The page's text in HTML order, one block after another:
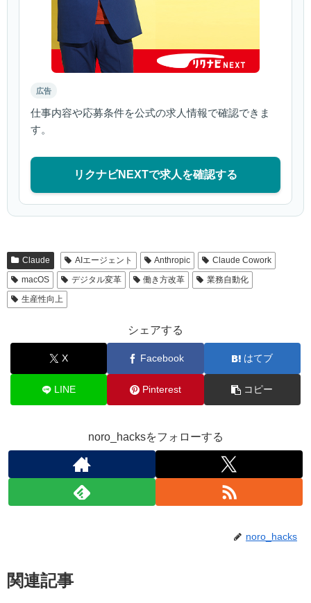
広告
仕事内容や応募条件を公式の求人情報で確認できま
す。
リクナビNEXTで求人を確認する
Claude AIエージェント Anthropic
Claude Cowork
macOS
デジタル変革 働き方改革
業務自動化
生産性向上
シェアする
X Facebook はてブ
LINE Pinterest コピー
noro_hacksをフォローする
noro_hacks
関連記事